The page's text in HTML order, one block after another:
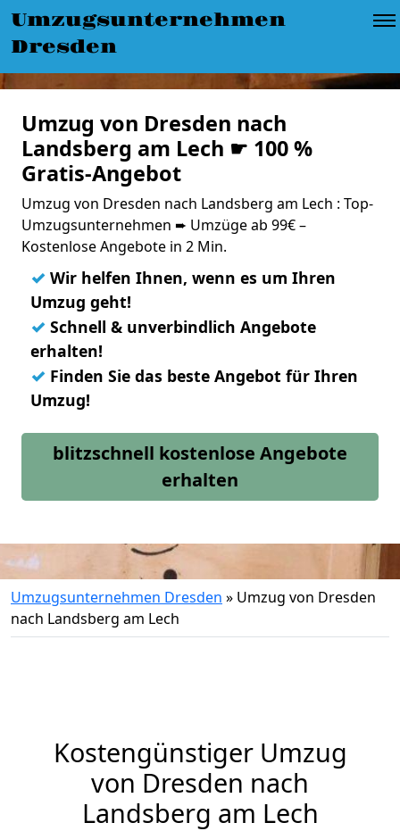
Umzugsunternehmen
Dresden
Umzug von Dresden nach
Landsberg am Lech ☛ 100 %
Gratis-Angebot
Umzug von Dresden nach Landsberg am Lech : Top-
Umzugsunternehmen ➨ Umzüge ab 99€ –
Kostenlose Angebote in 2 Min.
✓ Wir helfen Ihnen, wenn es um Ihren
Umzug geht!
✓ Schnell & unverbindlich Angebote
erhalten!
✓ Finden Sie das beste Angebot für Ihren
Umzug!
blitzschnell kostenlose Angebote
erhalten
Umzugsunternehmen Dresden » Umzug von Dresden
nach Landsberg am Lech
Kostengünstiger Umzug
von Dresden nach
Landsberg am Lech